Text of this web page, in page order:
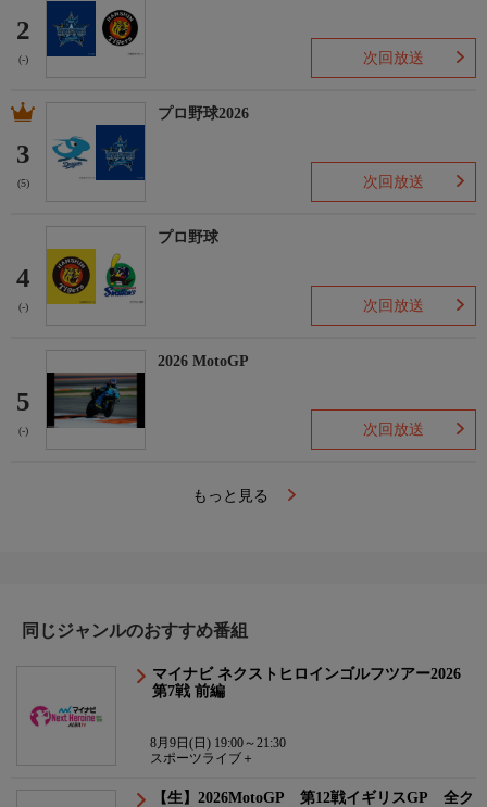
2
(-) 次回放送
3
(5)
プロ野球2026
次回放送
4
(-)
プロ野球
次回放送
5
(-)
2026 MotoGP
次回放送
もっと見る
同じジャンルのおすすめ番組
マイナビ ネクストヒロインゴルフツアー2026
第7戦 前編
8月9日(日) 19:00～21:30
スポーツライブ＋
【生】2026MotoGP 第12戦イギリスGP 全ク